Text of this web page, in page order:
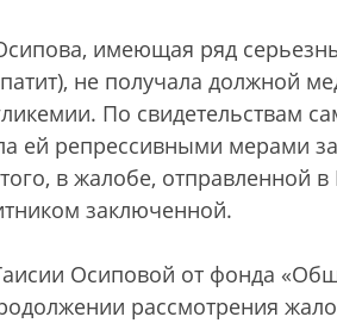
имеющая ряд
не получала должной
По свидетельствам
ей репрессивными мерами
в жалобе, отправленной
заключенной.
Осиповой от фонда
рассмотрения